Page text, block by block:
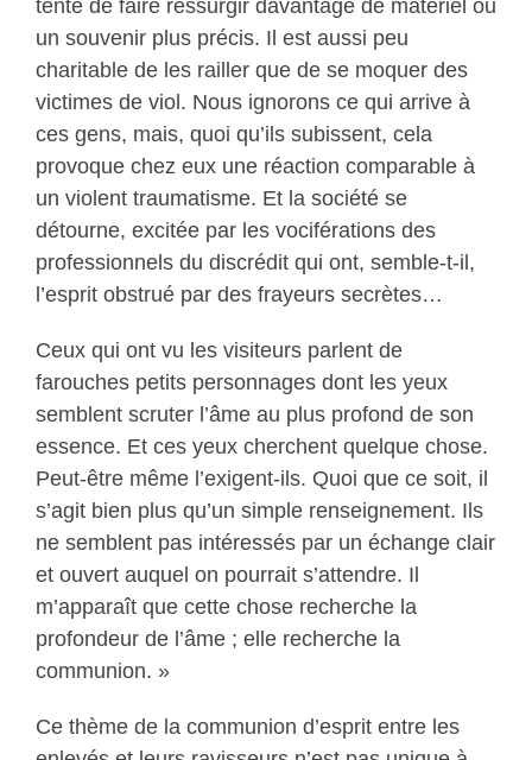
tente de faire ressurgir davantage de matériel ou
un souvenir plus précis. Il est aussi peu
charitable de les railler que de se moquer des
victimes de viol. Nous ignorons ce qui arrive à
ces gens, mais, quoi qu’ils subissent, cela
provoque chez eux une réaction comparable à
un violent traumatisme. Et la société se
détourne, excitée par les vociférations des
professionnels du discrédit qui ont, semble-t-il,
l’esprit obstrué par des frayeurs secrètes…
Ceux qui ont vu les visiteurs parlent de
farouches petits personnages dont les yeux
semblent scruter l’âme au plus profond de son
essence. Et ces yeux cherchent quelque chose.
Peut-être même l’exigent-ils. Quoi que ce soit, il
s’agit bien plus qu’un simple renseignement. Ils
ne semblent pas intéressés par un échange clair
et ouvert auquel on pourrait s’attendre. Il
m’apparaît que cette chose recherche la
profondeur de l’âme ; elle recherche la
communion. »
Ce thème de la communion d’esprit entre les